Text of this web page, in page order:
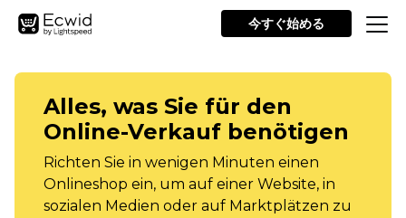
今すぐ始める
Alles, was Sie für den
Online-Verkauf benötigen
Richten Sie in wenigen Minuten einen
Onlineshop ein, um auf einer Website, in
sozialen Medien oder auf Marktplätzen zu